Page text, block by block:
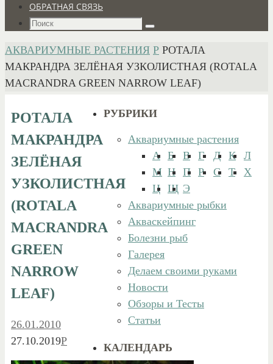
ОБРАТНАЯ СВЯЗЬ
Что
Поиск
ГЛАВНАЯ
АКВАРИУМНЫЕ РАСТЕНИЯ Р РОТАЛА
МАКРАНДРА ЗЕЛЁНАЯ УЗКОЛИСТНАЯ (ROTALA
MACRANDRA GREEN NARROW LEAF)
РОТАЛА
МАКРАНДРА
ЗЕЛЁНАЯ
УЗКОЛИСТНАЯ
(ROTALA
MACRANDRA
GREEN
NARROW
LEAF)
26.01.2010
27.10.2019Р
РУБРИКИ
Аквариумные растения
А Б В Г Д К
Л
М Н П Р С Т
Х
Ц Щ Э
Аквариумные рыбки
Акваскейпинг
Болезни рыб
Галерея
Делаем своими руками
Новости
Обзоры и Тесты
Статьи
КАЛЕНДАРЬ